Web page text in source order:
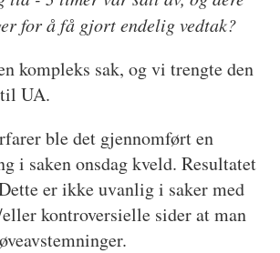
for å få gjort endelig vedtak?
kompleks sak, og vi trengte den
UA.
ble det gjennomført en
i saken onsdag kveld. Resultatet
er ikke uvanlig i saker med
kontroversielle sider at man